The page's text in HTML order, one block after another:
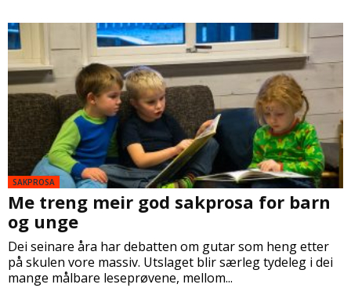
SAKPROSA
Me treng meir god sakprosa for barn
og unge
Dei seinare åra har debatten om gutar som heng etter
på skulen vore massiv. Utslaget blir særleg tydeleg i dei
mange målbare leseprøvene, mellom...